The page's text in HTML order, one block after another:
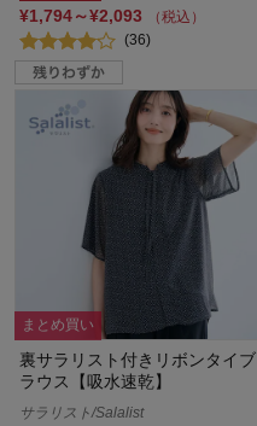
¥1,794～¥2,093
（税込）
(36)
まとめ買い
裏サラリスト付きリボンタイブ
ラウス【吸水速乾】
サラリスト/Salalist